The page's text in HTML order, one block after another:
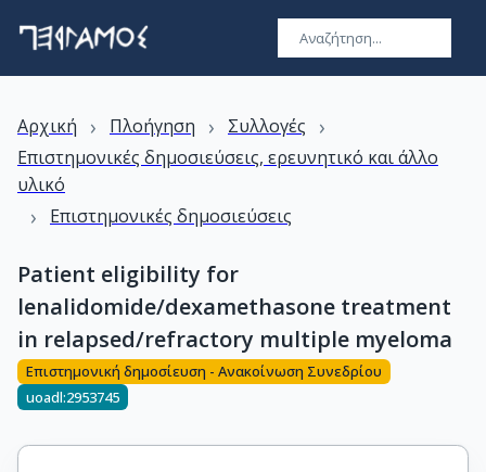
Αρχική › Πλοήγηση › Συλλογές ›
Επιστημονικές δημοσιεύσεις, ερευνητικό και άλλο
υλικό
› Επιστημονικές δημοσιεύσεις
Patient eligibility for
lenalidomide/dexamethasone treatment
in relapsed/refractory multiple myeloma
Επιστημονική δημοσίευση - Ανακοίνωση Συνεδρίου
uoadl:2953745